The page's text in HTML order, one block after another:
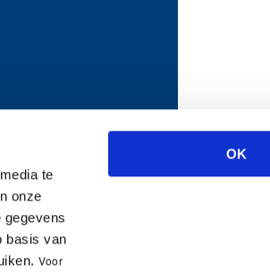
te
onze
basis van
Voor
OK
Spijkenisse